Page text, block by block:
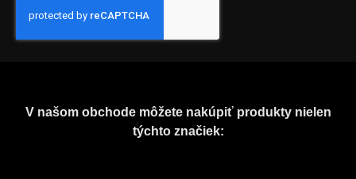
V našom obchode môžete nakúpiť produkty nielen
týchto značiek: